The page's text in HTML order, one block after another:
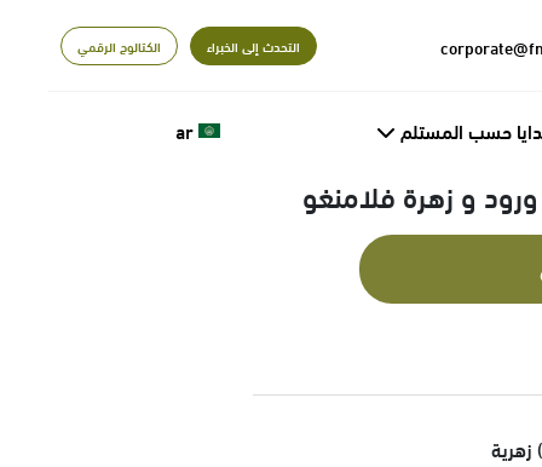
التحدث إلى الخبراء الكتالوج الرقمي
حسب المستلم ar
و زهرة فلامنغو
زهرية